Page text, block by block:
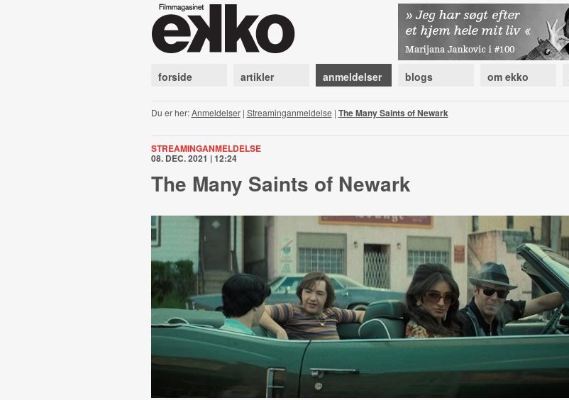
forside artikler anmeldelser blogs om ekko
Du er her:Anmeldelser| Streaminganmeldelse | The Many Saints of Newark
STREAMINGANMELDELSE
08. DEC. 2021 | 12:24
The Many Saints of Newark